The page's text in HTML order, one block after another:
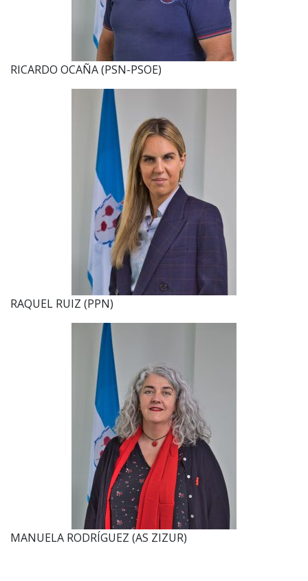
RICARDO OCAÑA (PSN-PSOE)
RAQUEL RUIZ (PPN)
MANUELA RODRÍGUEZ (AS ZIZUR)